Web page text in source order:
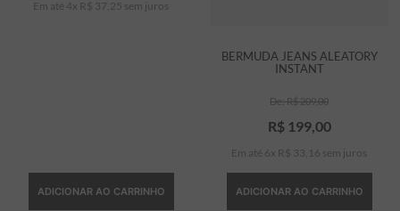
Em até 4 x R$ 37 25 sem juros
ADICIONAR AO CARRINHO
BERMUDA JEANS ALEATORY
INSTANT
R$209,00
R$ 199, 00
Em até 6 x R$ 33 16 sem juros
ADICIONAR AO CARRINHO